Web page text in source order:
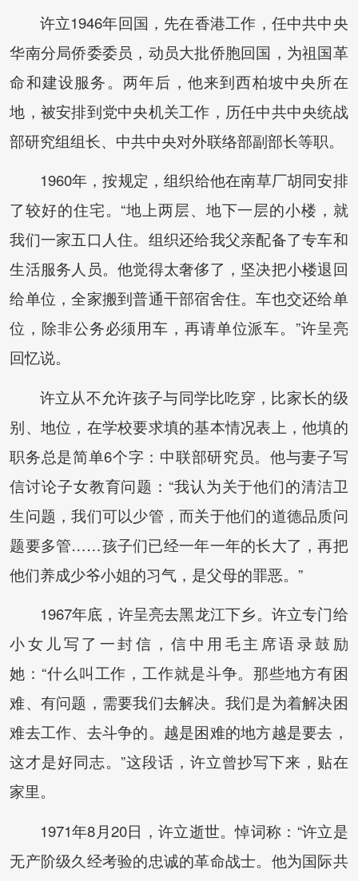
许立1946年回国，先在香港工作，任中共中央
华南分局侨委委员，动员大批侨胞回国，为祖国革
命和建设服务。两年后，他来到西柏坡中央所在
地，被安排到党中央机关工作，历任中共中央统战
部研究组组长、中共中央对外联络部副部长等职。
1960年，按规定，组织给他在南草厂胡同安排
了较好的住宅。“地上两层、地下一层的小楼，就
我们一家五口人住。组织还给我父亲配备了专车和
生活服务人员。他觉得太奢侈了，坚决把小楼退回
给单位，全家搬到普通干部宿舍住。车也交还给单
位，除非公务必须用车，再请单位派车。”许呈亮
回忆说。
许立从不允许孩子与同学比吃穿，比家长的级
别、地位，在学校要求填的基本情况表上，他填的
职务总是简单6个字：中联部研究员。他与妻子写
信讨论子女教育问题：“我认为关于他们的清洁卫
生问题，我们可以少管，而关于他们的道德品质问
题要多管……孩子们已经一年一年的长大了，再把
他们养成少爷小姐的习气，是父母的罪恶。”
1967年底，许呈亮去黑龙江下乡。许立专门给
小女儿写了一封信，信中用毛主席语录鼓励
她：“什么叫工作，工作就是斗争。那些地方有困
难、有问题，需要我们去解决。我们是为着解决困
难去工作、去斗争的。越是困难的地方越是要去，
这才是好同志。”这段话，许立曾抄写下来，贴在
家里。
1971年8月20日，许立逝世。悼词称：“许立是
无产阶级久经考验的忠诚的革命战士。他为国际共